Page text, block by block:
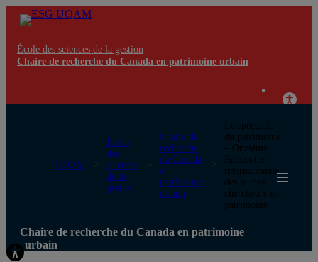
École des sciences de la gestion
Chaire de recherche du Canada en patrimoine urbain
UQAM
École
des
sciences
de la
gestion
Chaire de
recherche
du Canada
en
patrimoine
urbain
Le spectacle
du patrimoine
– Onzième
Rencontre
internationale
des jeunes
chercheurs en
patrimoine
Chaire de recherche du Canada en patrimoine
urbain